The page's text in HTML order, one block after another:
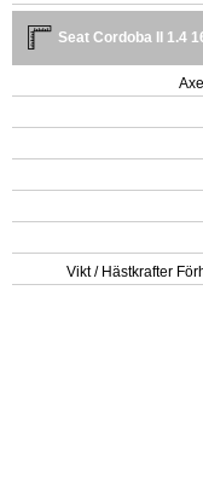
Seat Cordoba II 1.4
Vikt / Hästkrafter